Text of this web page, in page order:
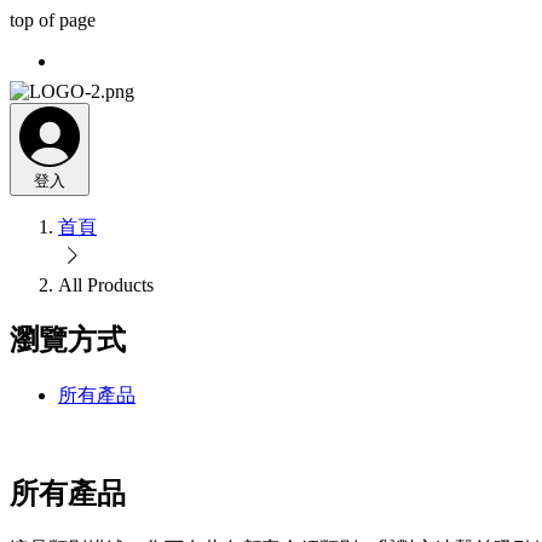
top of page
登入
首頁
All Products
瀏覽方式
所有產品
所有產品